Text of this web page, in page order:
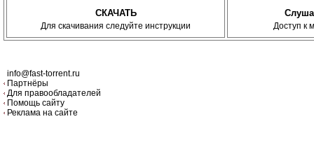
СКАЧАТЬ
Для скачивания следуйте инструкции Доступ к
info@fast-torrent.ru
Партнёры
Для правообладателей
Помощь сайту
Реклама на сайте